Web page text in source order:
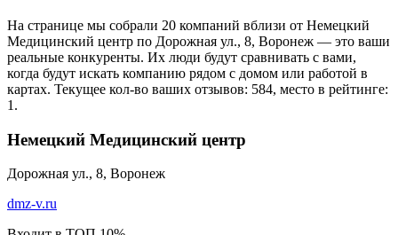
На странице мы собрали 20 компаний вблизи от Немецкий
Медицинский центр по Дорожная ул., 8, Воронеж — это ваши
реальные конкуренты. Их люди будут сравнивать с вами,
когда будут искать компанию рядом с домом или работой в
картах. Текущее кол-во ваших отзывов: 584, место в рейтинге:
1.
Немецкий Медицинский центр
Дорожная ул., 8, Воронеж
dmz-v.ru